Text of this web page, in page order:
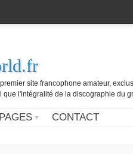
site francophone amateur,
que l'intégralité de la discographie du
PAGES CONTACT